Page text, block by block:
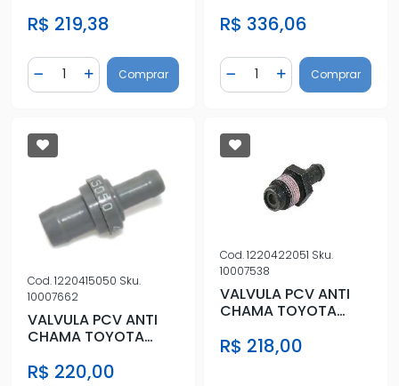
R$ 219,38
Diminuir Quantidade
Quantidade
Adicionar Quantidade
Comprar
R$ 336,06
Diminuir Quantidade
Quantidade
AdicionarComprar
Cod.1220415050 Sku.
10007662
VALVULA PCV ANTI
CHAMA TOYOTA
R$ 220,00
Cod.1220422051 Sku.
10007538
VALVULA PCV ANTI
CHAMA TOYOTA
03/08
R$ 218,00